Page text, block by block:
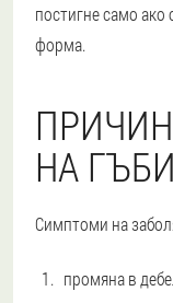
постигне само
форма.
НА
Симптоми на
промяна в